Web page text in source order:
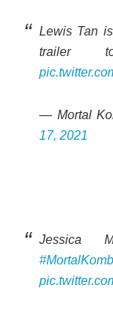
Lewis Tan
trailer
— Mortal
17, 2021
Jessica